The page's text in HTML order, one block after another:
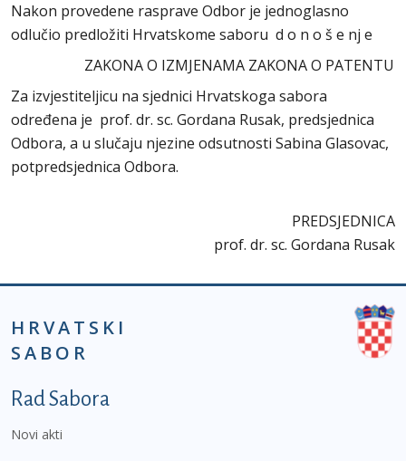
Nakon provedene rasprave Odbor je jednoglasno
odlučio predložiti Hrvatskome saboru d o n o š e nj e
ZAKONA O IZMJENAMA ZAKONA O PATENTU
Za izvjestiteljicu na sjednici Hrvatskoga sabora
određena je prof. dr. sc. Gordana Rusak, predsjednica
Odbora, a u slučaju njezine odsutnosti Sabina Glasovac,
potpredsjednica Odbora.
PREDSJEDNICA
prof. dr. sc. Gordana Rusak
HRVATSKI
SABOR
Podnožje prvi izbornik
Rad Sabora
Novi akti